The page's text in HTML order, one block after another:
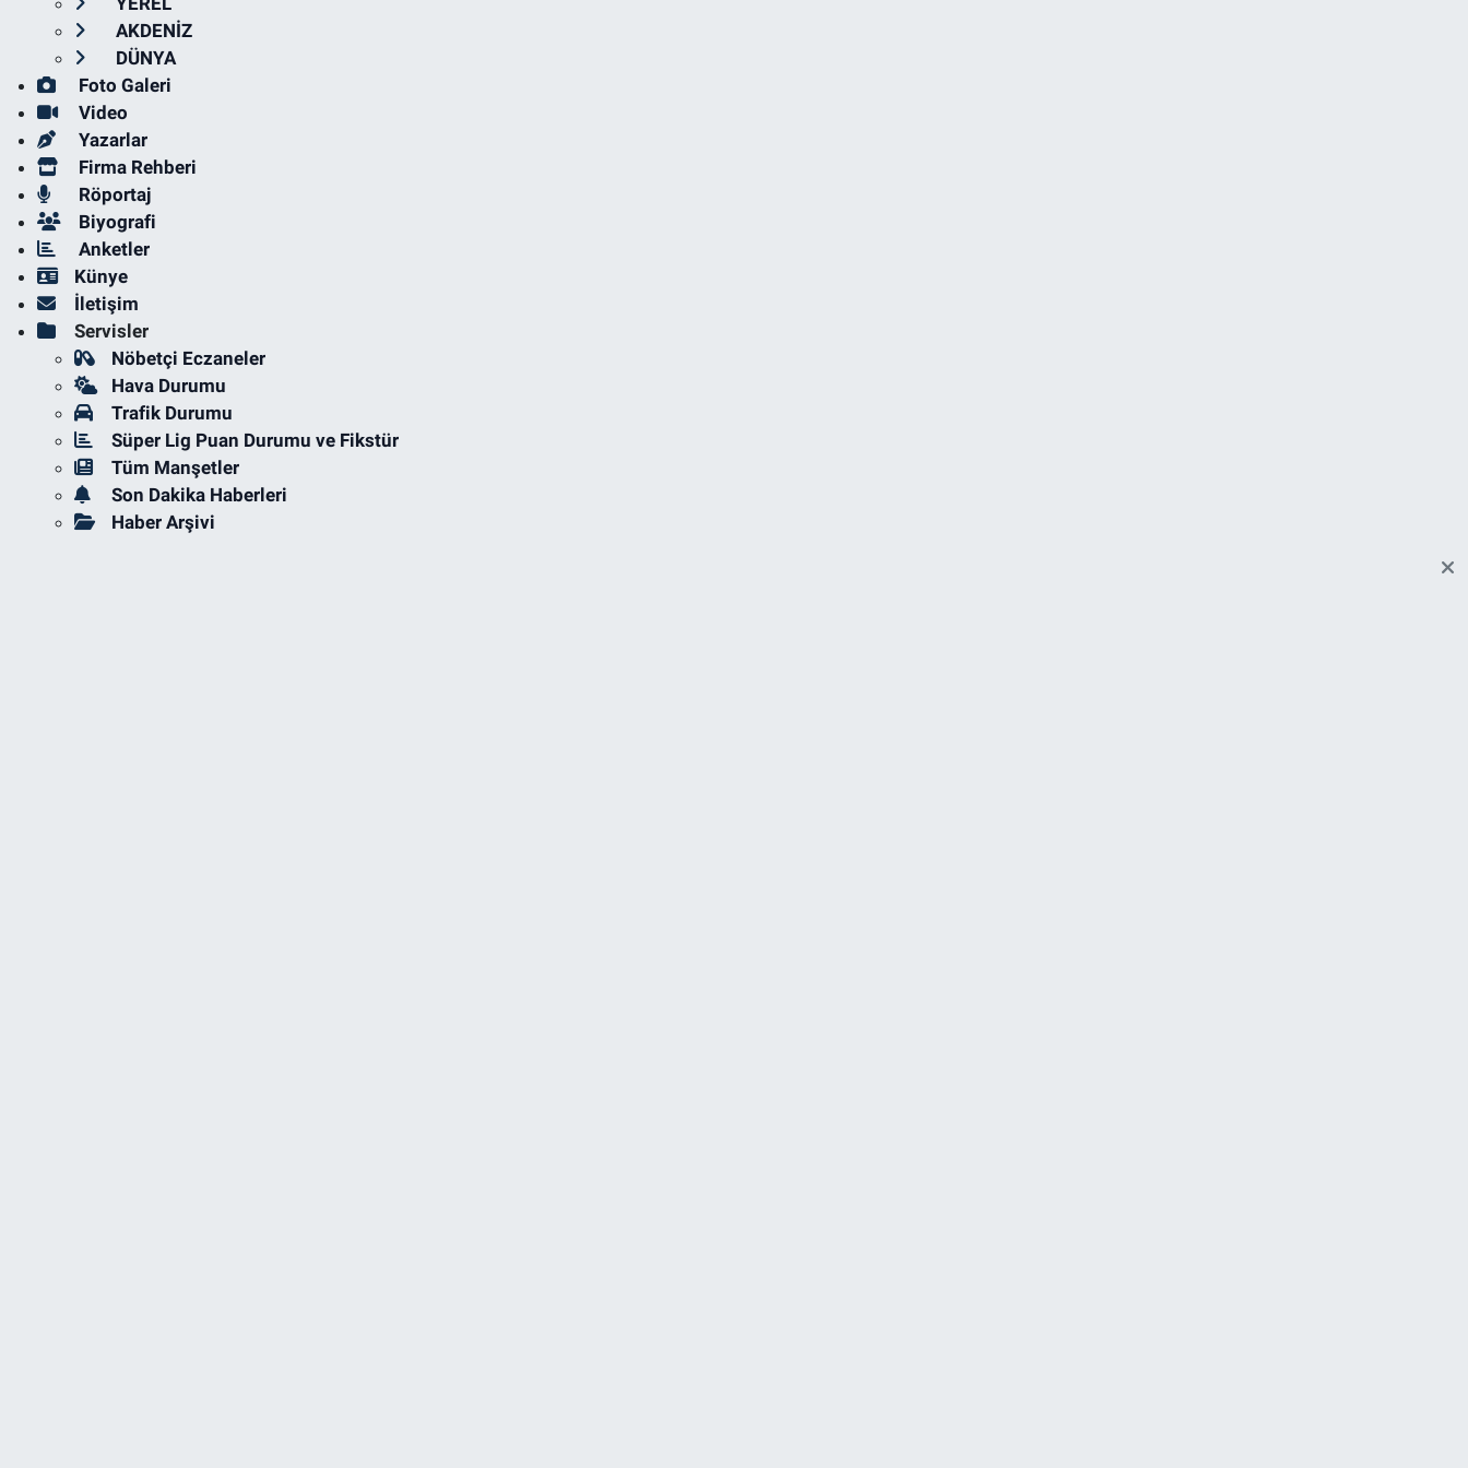
AKDENİZ
DÜNYA
Foto Galeri
Video
Yazarlar
Firma Rehberi
Röportaj
Biyografi
Anketler
Künye
İletişim
Servisler
Nöbetçi Eczaneler
Hava Durumu
Trafik Durumu
Süper Lig Puan Durumu ve Fikstür
Tüm Manşetler
Son Dakika Haberleri
Haber Arşivi